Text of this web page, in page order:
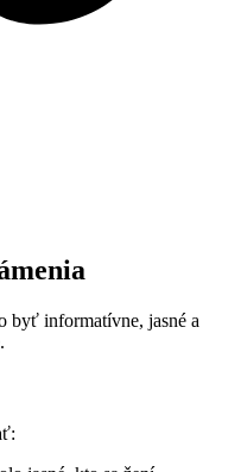
byť informatívne, jasné a